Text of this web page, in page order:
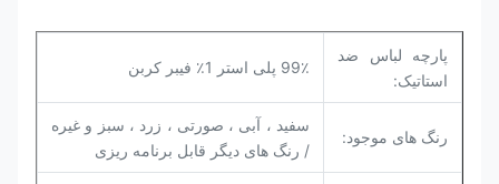
پارچه لباس ضد
استاتیک:
99٪ پلی استر 1٪ فیبر کربن
رنگ های موجود:
سفید ، آبی ، صورتی ، زرد ، سبز و غیره
/ رنگ های دیگر قابل برنامه ریزی